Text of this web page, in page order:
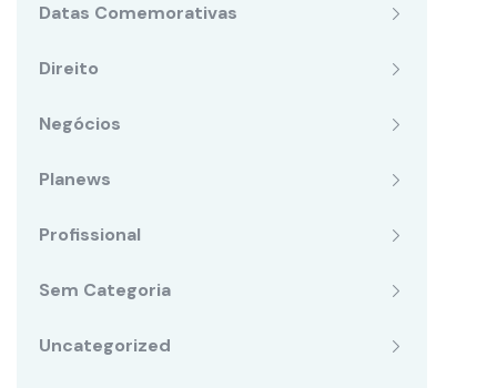
Datas Comemorativas
Direito
Negócios
Planews
Profissional
Sem Categoria
Uncategorized